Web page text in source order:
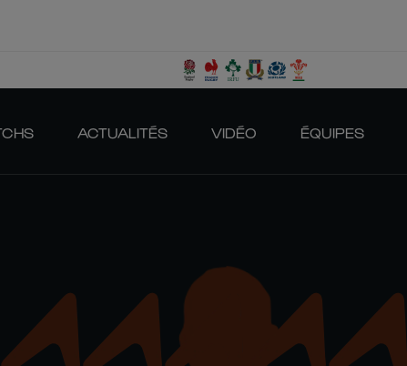
ACTUALITÉS VIDÉO ÉQUIPES